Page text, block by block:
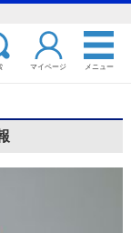
マイページ メニュー